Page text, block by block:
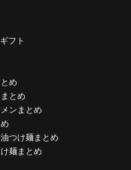
フト
め
とめ
ンまとめ
つけ麺まとめ
麺まとめ